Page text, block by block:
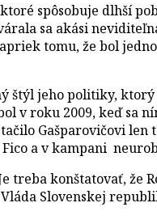
spôsobuje dlhší
sa akási
tomu, že bol
štýl jeho politiky,
v roku 2009, keď
Gašparovičovi
a v kampani
treba konštatovať, že
Slovenskej